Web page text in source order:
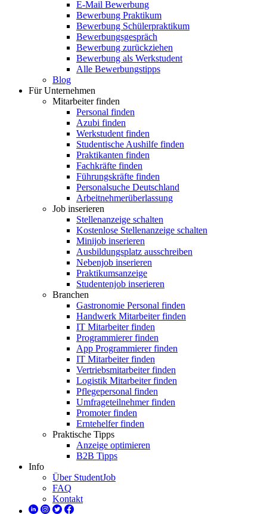
E-Mail Bewerbung
Bewerbung Praktikum
Bewerbung Schülerpraktikum
Bewerbungsgespräch
Bewerbung zurückziehen
Bewerbung als Werkstudent
Alle Bewerbungstipps
Blog
Für Unternehmen
Mitarbeiter finden
Personal finden
Azubi finden
Werkstudent finden
Studentische Aushilfe finden
Praktikanten finden
Fachkräfte finden
Führungskräfte finden
Personalsuche Deutschland
Arbeitnehmerüberlassung
Job inserieren
Stellenanzeige schalten
Kostenlose Stellenanzeige schalten
Minijob inserieren
Ausbildungsplatz ausschreiben
Nebenjob inserieren
Praktikumsanzeige
Studentenjob inserieren
Branchen
Gastronomie Personal finden
Handwerk Mitarbeiter finden
IT Mitarbeiter finden
Programmierer finden
App Programmierer finden
IT Mitarbeiter finden
Vertriebsmitarbeiter finden
Logistik Mitarbeiter finden
Pflegepersonal finden
Umfrageteilnehmer finden
Promoter finden
Erntehelfer finden
Praktische Tipps
Anzeige optimieren
B2B Tipps
Info
Über StudentJob
FAQ
Kontakt